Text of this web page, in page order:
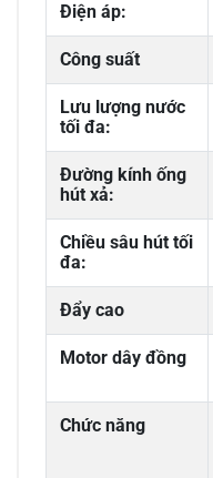
Điện áp:
Công suất
Lưu lượng nước
tối đa:
Đường kính ống
hút xả:
Chiều sâu hút tối
đa:
Đẩy cao
Motor dây đồng
Chức năng